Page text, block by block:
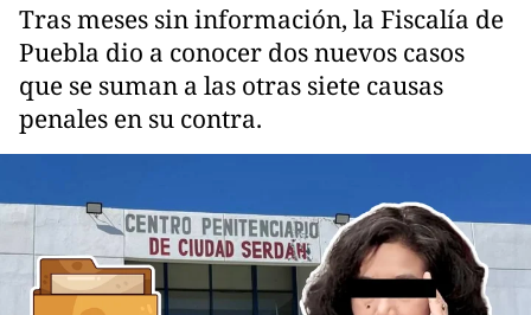
Tras meses sin información, la Fiscalía de
Puebla dio a conocer dos nuevos casos
que se suman a las otras siete causas
penales en su contra.